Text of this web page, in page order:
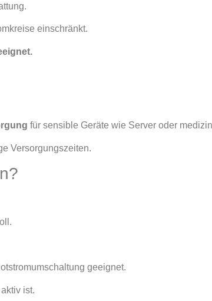
einschränkt.
für sensible Geräte wie Server oder
Versorgungszeiten.
geeignet.
ist.